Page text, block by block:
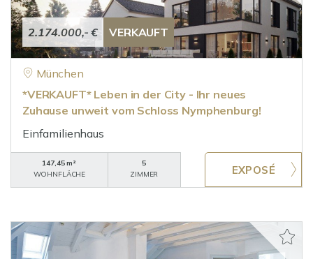
2.174.000,- € VERKAUFT
München
*VERKAUFT* Leben in der City - Ihr neues
Zuhause unweit vom Schloss Nymphenburg!
Einfamilienhaus
147,45 m²
WOHNFLÄCHE
5
ZIMMER